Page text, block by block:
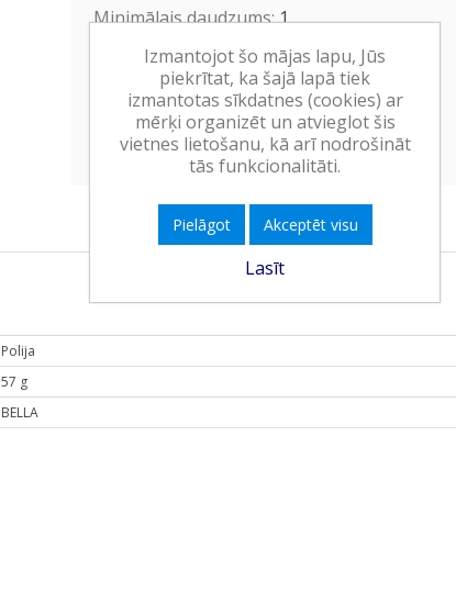
Minimālais daudzums:1
Minimālais preces derīguma
termiņš:31.05.2031
Ielikt grozā
Polija
57 g
BELLA
Izmantojot šo mājas lapu, Jūs
piekrītat, ka šajā lapā tiek
izmantotas sīkdatnes (cookies) ar
mērķi organizēt un atvieglot šis
vietnes lietošanu, kā arī nodrošināt
tās funkcionalitāti.
Pielāgot Akceptēt visu
Lasīt